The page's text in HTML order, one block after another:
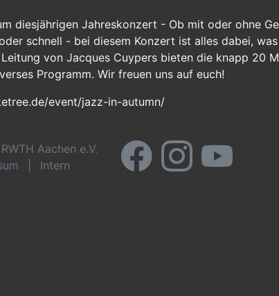
diesjährigen Jahreskonzert - Ob mit oder ohne
schnell - bei diesem Konzert ist alles dabei,
von Jacques Cuypers bieten die knapp 20
Programm. Wir freuen uns auf euch!
event/jazz-in-autumn/
Aachen e.V.
Intern